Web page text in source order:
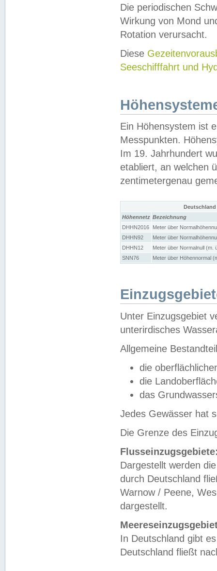
Die periodischen
Wirkung von Mond
Rotation verursacht.
Diese
Seeschifffahrt und
Ein Höhensystem ist
Messpunkten.
Im 19. Jahrhundert
etabliert, an welchen
zentimetergenau
Höhennetz Bezeichnung
DHHN2016
Meter über
DHHN92
Meter über
DHHN12
Meter über Normalnull (m.
SNN76
Meter über Höhennormal
Unter Einzugsgebiet
unterirdisches
Allgemeine
die
die
das
Jedes Gewässer hat
Die Grenze des
Dargestellt werden
durch Deutschland
Warnow / Peene,
dargestellt.
In Deutschland gibt
Deutschland fließt